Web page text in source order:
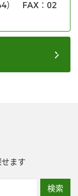
） FAX：02
ます
検索